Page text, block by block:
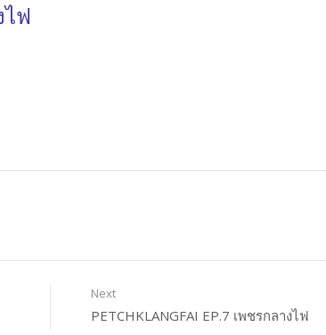
ไฟ
Next
PETCHKLANGFAI EP.7 เพชรกลางไฟ